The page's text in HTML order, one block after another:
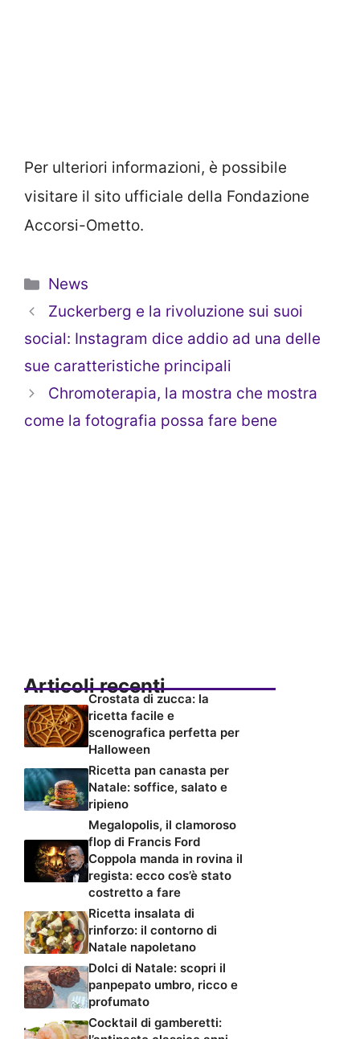
Per ulteriori informazioni, è possibile
visitare il sito ufficiale della Fondazione
Accorsi-Ometto.
Categorie
News
Zuckerberg e la rivoluzione sui suoi
social: Instagram dice addio ad una delle
sue caratteristiche principali
Chromoterapia, la mostra che mostra
come la fotografia possa fare bene
Articoli recenti
Crostata di zucca: la
ricetta facile e
scenografica perfetta per
Halloween
Ricetta pan canasta per
Natale: soffice, salato e
ripieno
Megalopolis, il clamoroso
flop di Francis Ford
Coppola manda in rovina il
regista: ecco cos’è stato
costretto a fare
Ricetta insalata di
rinforzo: il contorno di
Natale napoletano
Dolci di Natale: scopri il
panpepato umbro, ricco e
profumato
Cocktail di gamberetti: